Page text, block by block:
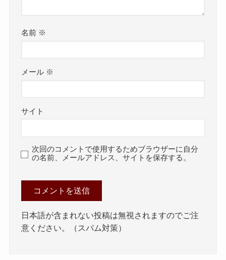
名前 ※
メール ※
サイト
次回のコメントで使用するためブラウザーに自分
の名前、メールアドレス、サイトを保存する。
日本語が含まれない投稿は無視されますのでご注
意ください。（スパム対策）